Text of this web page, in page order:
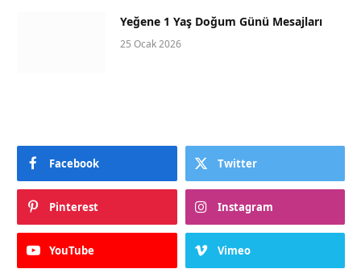
Yeğene 1 Yaş Doğum Günü Mesajları
25 Ocak 2026
Facebook Twitter
Pinterest Instagram
YouTube Vimeo